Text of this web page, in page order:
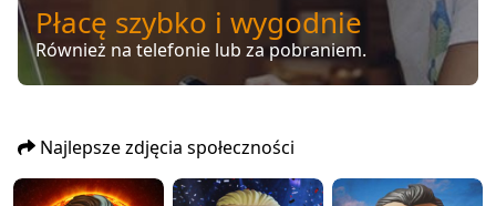
Płacę szybko i wygodnie
Również na telefonie lub za pobraniem.
Najlepsze zdjęcia społeczności